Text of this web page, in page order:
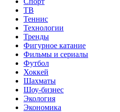
ТВ
Теннис
Технологии
Тренды
Фигурное катание
Фильмы и сериалы
Футбол
Хоккей
Шахматы
Шоу-бизнес
Экология
Экономика